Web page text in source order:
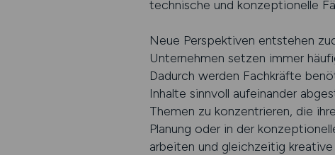
technische und konzeptionelle
Neue Perspektiven entstehen
Unternehmen setzen immer
Dadurch werden Fachkräfte
Inhalte sinnvoll aufeinander
Themen zu konzentrieren, die
Planung oder in der
arbeiten und gleichzeitig